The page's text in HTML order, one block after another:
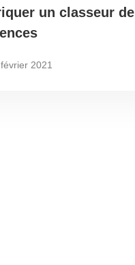
un classeur de
2021